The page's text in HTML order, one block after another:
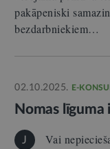
pakāpeniski
bezdarbniekiem…
02.10.2025. E-
Nomas līguma
J
Vai